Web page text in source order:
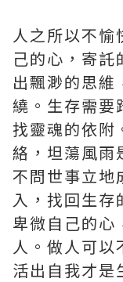
人之所以不愉
己的心，寄
出飄渺的思維
繞。生存需要
找靈魂的依附
絡，坦蕩風雨
不問世事立地
入，找回生存
卑微自己的心
人。做人可以
活出自我才是